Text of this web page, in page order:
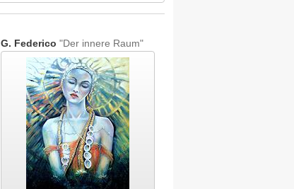
G. Federico "Der innere Raum"